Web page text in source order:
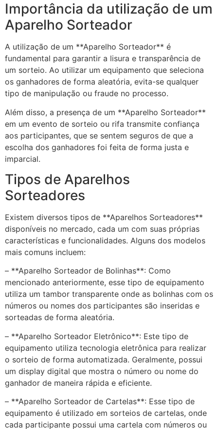
Importância da utilização de um
Aparelho Sorteador
A utilização de um **Aparelho Sorteador** é
fundamental para garantir a lisura e transparência de
um sorteio. Ao utilizar um equipamento que seleciona
os ganhadores de forma aleatória, evita-se qualquer
tipo de manipulação ou fraude no processo.
Além disso, a presença de um **Aparelho Sorteador**
em um evento de sorteio ou rifa transmite confiança
aos participantes, que se sentem seguros de que a
escolha dos ganhadores foi feita de forma justa e
imparcial.
Tipos de Aparelhos
Sorteadores
Existem diversos tipos de **Aparelhos Sorteadores**
disponíveis no mercado, cada um com suas próprias
características e funcionalidades. Alguns dos modelos
mais comuns incluem:
– **Aparelho Sorteador de Bolinhas**: Como
mencionado anteriormente, esse tipo de equipamento
utiliza um tambor transparente onde as bolinhas com os
números ou nomes dos participantes são inseridas e
sorteadas de forma aleatória.
– **Aparelho Sorteador Eletrônico**: Este tipo de
equipamento utiliza tecnologia eletrônica para realizar
o sorteio de forma automatizada. Geralmente, possui
um display digital que mostra o número ou nome do
ganhador de maneira rápida e eficiente.
– **Aparelho Sorteador de Cartelas**: Esse tipo de
equipamento é utilizado em sorteios de cartelas, onde
cada participante possui uma cartela com números ou